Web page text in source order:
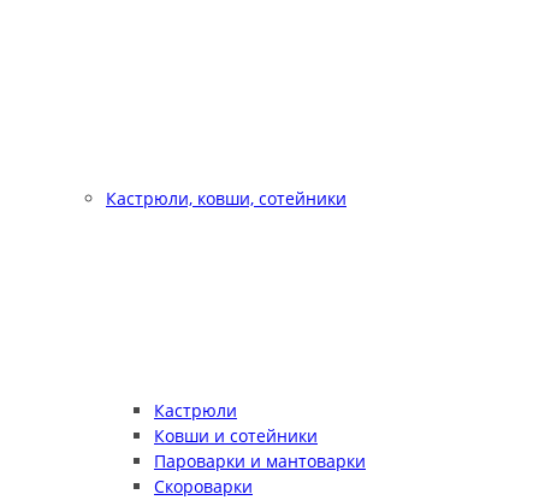
Кастрюли, ковши, сотейники
Кастрюли
Ковши и сотейники
Пароварки и мантоварки
Скороварки